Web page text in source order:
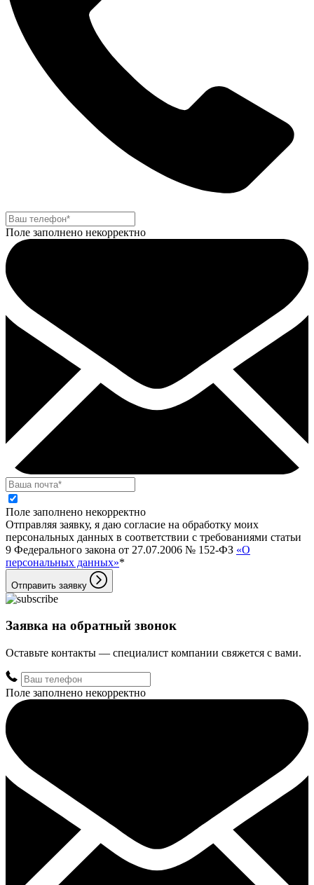
Поле заполнено некорректно
Поле заполнено некорректно
Отправляя заявку, я даю согласие на обработку моих
персональных данных в соответствии с требованиями статьи
9 Федерального закона от 27.07.2006 № 152-ФЗ «О
персональных данных»*
Отправить заявку
Заявка на обратный звонок
Оставьте контакты — специалист компании свяжется с вами.
Поле заполнено некорректно